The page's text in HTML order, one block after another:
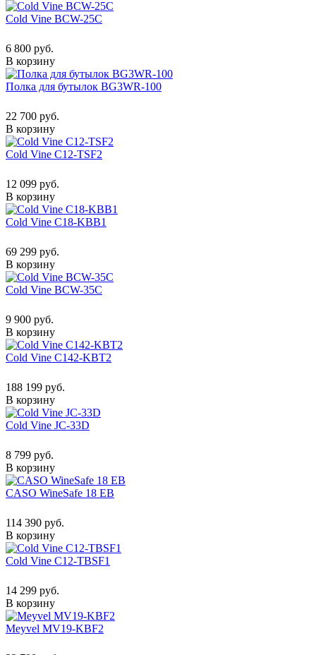
Cold Vine BCW-25C
6 800 руб.
В корзину
Полка для бутылок BG3WR-100
22 700 руб.
В корзину
Cold Vine C12-TSF2
12 099 руб.
В корзину
Cold Vine C18-KBB1
69 299 руб.
В корзину
Cold Vine BCW-35C
9 900 руб.
В корзину
Cold Vine C142-KBT2
188 199 руб.
В корзину
Cold Vine JC-33D
8 799 руб.
В корзину
CASO WineSafe 18 EB
114 390 руб.
В корзину
Cold Vine C12-TBSF1
14 299 руб.
В корзину
Meyvel MV19-KBF2